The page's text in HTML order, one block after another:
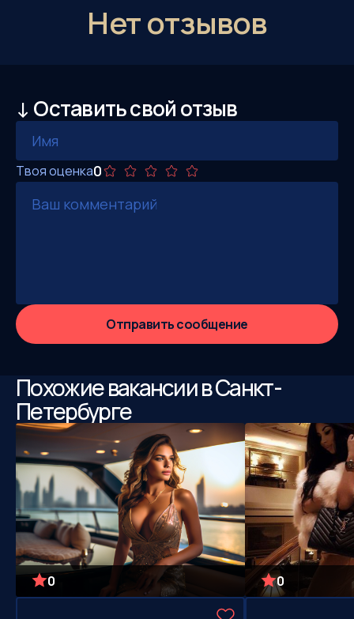
Нет отзывов
↓ Оставить свой отзыв
Твоя оценка0
Отправить сообщение
Похожие вакансии в Санкт-
Петербурге
0 0